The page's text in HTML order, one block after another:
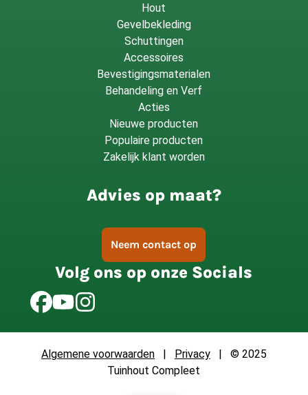
Hout
Gevelbekleding
Schuttingen
Accessoires
Bevestigingsmaterialen
Behandeling en Verf
Acties
Nieuwe producten
Populaire producten
Zakelijk klant worden
Advies op maat?
Neem contact op
Volg ons op onze Socials
Algemene voorwaarden| Privacy| © 2025
Tuinhout Compleet